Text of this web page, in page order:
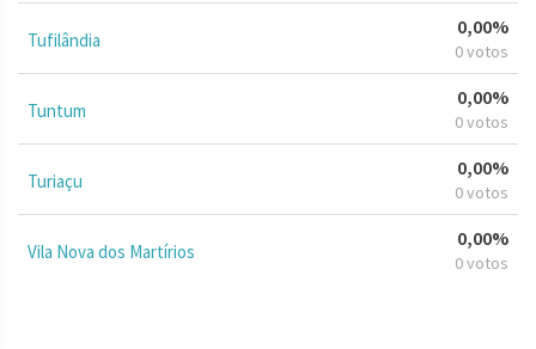
Tufilândia
0,00%
0 votos
Tuntum
0,00%
0 votos
Turiaçu
0,00%
0 votos
Vila Nova dos Martírios
0,00%
0 votos